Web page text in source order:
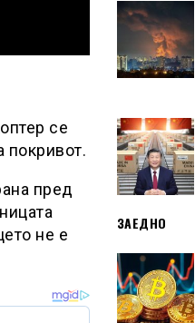
се
покривот.
пред
не е
ЗАЕДНО